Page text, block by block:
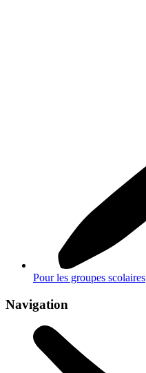
Pour les groupes scolaires
Navigation